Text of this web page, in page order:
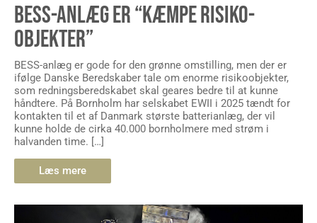
BESS-ANLÆG ER “KÆMPE RISIKO-
OBJEKTER”
BESS-anlæg er gode for den grønne omstilling, men der er
ifølge Danske Beredskaber tale om enorme risikoobjekter,
som redningsberedskabet skal geares bedre til at kunne
håndtere. På Bornholm har selskabet EWII i 2025 tændt for
kontakten til et af Danmark største batterianlæg, der vil
kunne holde de cirka 40.000 bornholmere med strøm i
halvanden time. […]
Læs mere